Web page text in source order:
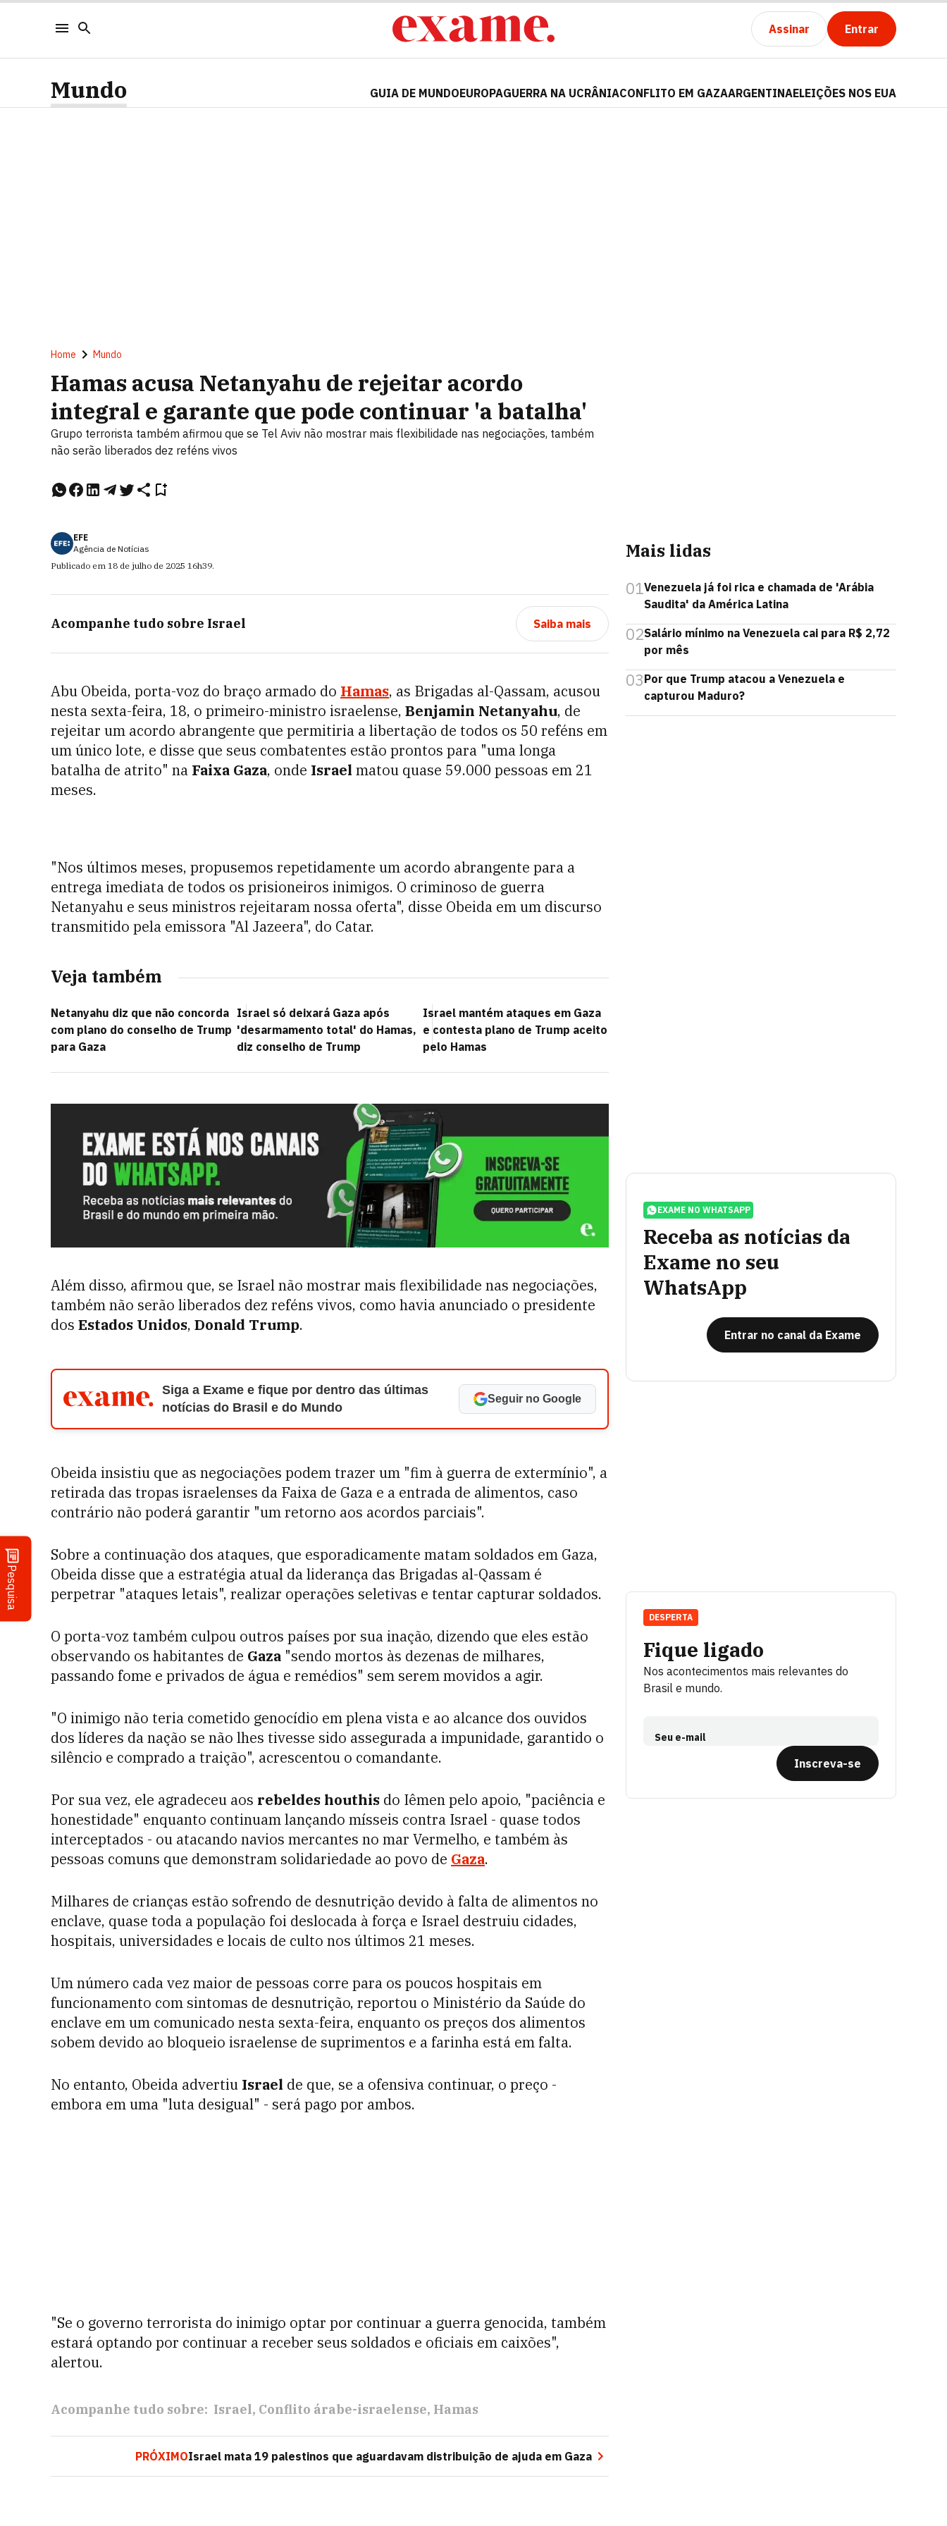
Assinar Entrar
Pesquisa
Mundo GUIA DE MUNDOEUROPAGUERRA NA UCRÂNIACONFLITO EM GAZAARGENTINAELEIÇÕES NOS EUA
Home Mundo
Hamas acusa Netanyahu de rejeitar acordo
integral e garante que pode continuar 'a batalha'
Grupo terrorista também afirmou que se Tel Aviv não mostrar mais flexibilidade nas negociações, também
não serão liberados dez reféns vivos
EFE
Agência de Notícias
Publicado em 18 de julho de 2025 16h39.
Acompanhe tudo sobre Israel Saiba mais
Abu Obeida, porta-voz do braço armado do Hamas, as Brigadas al-Qassam, acusou
nesta sexta-feira, 18, o primeiro-ministro israelense, Benjamin Netanyahu, de
rejeitar um acordo abrangente que permitiria a libertação de todos os 50 reféns em
um único lote, e disse que seus combatentes estão prontos para "uma longa
batalha de atrito" na Faixa Gaza, onde Israel matou quase 59.000 pessoas em 21
meses.
"Nos últimos meses, propusemos repetidamente um acordo abrangente para a
entrega imediata de todos os prisioneiros inimigos. O criminoso de guerra
Netanyahu e seus ministros rejeitaram nossa oferta", disse Obeida em um discurso
transmitido pela emissora "Al Jazeera", do Catar.
Veja também
Netanyahu diz que não concorda
com plano do conselho de Trump
para Gaza
Israel só deixará Gaza após
'desarmamento total' do Hamas,
diz conselho de Trump
Israel mantém ataques em Gaza
e contesta plano de Trump aceito
pelo Hamas
Além disso, afirmou que, se Israel não mostrar mais flexibilidade nas negociações,
também não serão liberados dez reféns vivos, como havia anunciado o presidente
dos Estados Unidos, Donald Trump.
Siga a Exame e fique por dentro das últimas
notícias do Brasil e do Mundo
Seguir no Google
Obeida insistiu que as negociações podem trazer um "fim à guerra de extermínio", a
retirada das tropas israelenses da Faixa de Gaza e a entrada de alimentos, caso
contrário não poderá garantir "um retorno aos acordos parciais".
Sobre a continuação dos ataques, que esporadicamente matam soldados em Gaza,
Obeida disse que a estratégia atual da liderança das Brigadas al-Qassam é
perpetrar "ataques letais", realizar operações seletivas e tentar capturar soldados.
O porta-voz também culpou outros países por sua inação, dizendo que eles estão
observando os habitantes de Gaza "sendo mortos às dezenas de milhares,
passando fome e privados de água e remédios" sem serem movidos a agir.
"O inimigo não teria cometido genocídio em plena vista e ao alcance dos ouvidos
dos líderes da nação se não lhes tivesse sido assegurada a impunidade, garantido o
silêncio e comprado a traição", acrescentou o comandante.
Por sua vez, ele agradeceu aos rebeldes houthis do Iêmen pelo apoio, "paciência e
honestidade" enquanto continuam lançando mísseis contra Israel - quase todos
interceptados - ou atacando navios mercantes no mar Vermelho, e também às
pessoas comuns que demonstram solidariedade ao povo de Gaza.
Milhares de crianças estão sofrendo de desnutrição devido à falta de alimentos no
enclave, quase toda a população foi deslocada à força e Israel destruiu cidades,
hospitais, universidades e locais de culto nos últimos 21 meses.
Um número cada vez maior de pessoas corre para os poucos hospitais em
funcionamento com sintomas de desnutrição, reportou o Ministério da Saúde do
enclave em um comunicado nesta sexta-feira, enquanto os preços dos alimentos
sobem devido ao bloqueio israelense de suprimentos e a farinha está em falta.
No entanto, Obeida advertiu Israel de que, se a ofensiva continuar, o preço -
embora em uma "luta desigual" - será pago por ambos.
"Se o governo terrorista do inimigo optar por continuar a guerra genocida, também
estará optando por continuar a receber seus soldados e oficiais em caixões",
alertou.
Acompanhe tudo sobre: Israel Conflito árabe-israelense Hamas
PRÓXIMOIsrael mata 19 palestinos que aguardavam distribuição de ajuda em Gaza
Mais lidas
01Venezuela já foi rica e chamada de 'Arábia
Saudita' da América Latina
02Salário mínimo na Venezuela cai para R$ 2,72
por mês
03Por que Trump atacou a Venezuela e
capturou Maduro?
EXAME NO WHATSAPP
Receba as notícias da
Exame no seu
WhatsApp
Entrar no canal da Exame
Fique ligado
Nos acontecimentos mais relevantes do
Brasil e mundo.
Seu e-mail
Inscreva-se
DESPERTA